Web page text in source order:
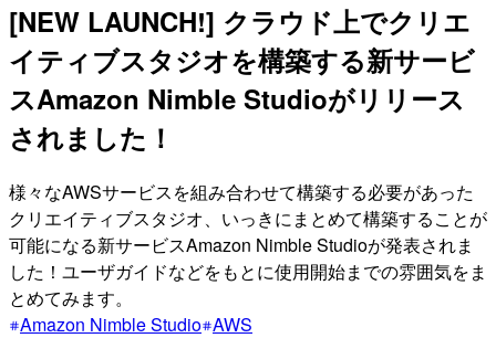
[NEW LAUNCH!] クラウド上でクリエ
イティブスタジオを構築する新サービ
スAmazon Nimble Studioがリリース
されました！
様々なAWSサービスを組み合わせて構築する必要があった
クリエイティブスタジオ、いっきにまとめて構築することが
可能になる新サービスAmazon Nimble Studioが発表されま
した！ユーザガイドなどをもとに使用開始までの雰囲気をま
とめてみます。
Amazon Nimble Studio AWS